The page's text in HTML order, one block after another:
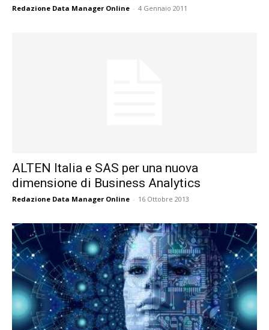
Redazione Data Manager Online - 4 Gennaio 2011
ALTEN Italia e SAS per una nuova
dimensione di Business Analytics
Redazione Data Manager Online - 16 Ottobre 2013